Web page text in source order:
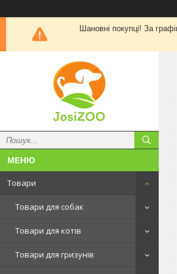
Шановні покупці! За
Товари
Товари для собак
Товари для котів
Товари для гризунів